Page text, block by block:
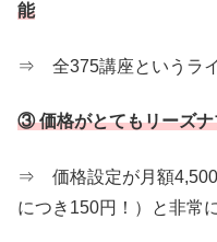
能
⇒ 全375講座というライ
③ 価格がとてもリーズナ
⇒ 価格設定が月額4,500
につき150円！）と非常